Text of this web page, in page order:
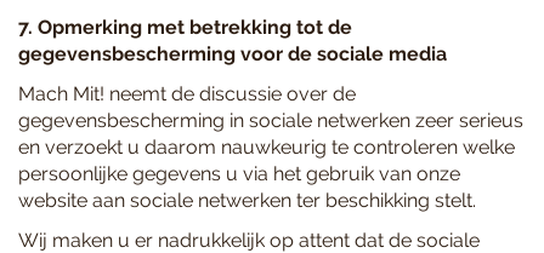
7. Opmerking met betrekking tot de
gegevensbescherming voor de sociale media
Mach Mit! neemt de discussie over de
gegevensbescherming in sociale netwerken zeer serieus
en verzoekt u daarom nauwkeurig te controleren welke
persoonlijke gegevens u via het gebruik van onze
website aan sociale netwerken ter beschikking stelt.
Wij maken u er nadrukkelijk op attent dat de sociale